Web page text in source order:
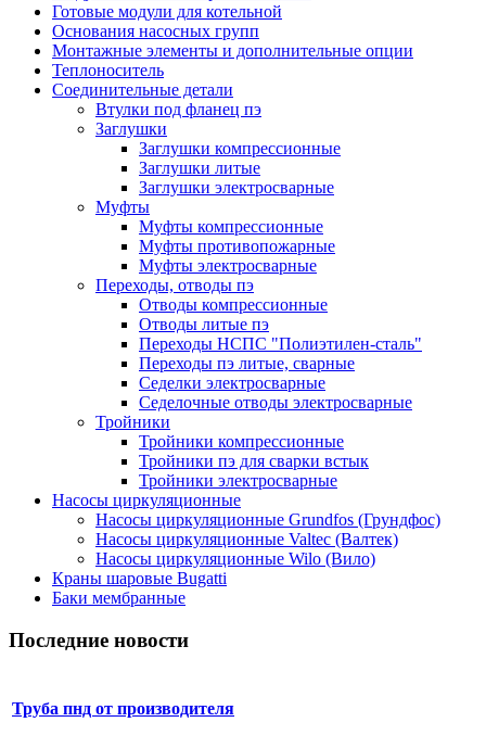
Готовые модули для котельной
Основания насосных групп
Монтажные элементы и дополнительные опции
Теплоноситель
Соединительные детали
Втулки под фланец пэ
Заглушки
Заглушки компрессионные
Заглушки литые
Заглушки электросварные
Муфты
Муфты компрессионные
Муфты противопожарные
Муфты электросварные
Переходы, отводы пэ
Отводы компрессионные
Отводы литые пэ
Переходы НСПС "Полиэтилен-сталь"
Переходы пэ литые, сварные
Седелки электросварные
Седелочные отводы электросварные
Тройники
Тройники компрессионные
Тройники пэ для сварки встык
Тройники электросварные
Насосы циркуляционные
Насосы циркуляционные Grundfos (Грундфос)
Насосы циркуляционные Valtec (Валтек)
Насосы циркуляционные Wilo (Вило)
Краны шаровые Bugatti
Баки мембранные
Последние новости
Труба пнд от производителя